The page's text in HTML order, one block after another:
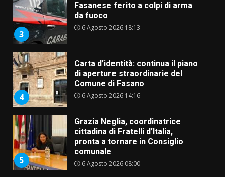
3
Fasanese ferito a colpi di arma
da fuoco
6 Agosto 2026 18:13
4
Carta d’identità: continua il piano
di aperture straordinarie del
Comune di Fasano
6 Agosto 2026 14:16
5
Grazia Neglia, coordinatrice
cittadina di Fratelli d’Italia,
pronta a tornare in Consiglio
comunale
6 Agosto 2026 08:00